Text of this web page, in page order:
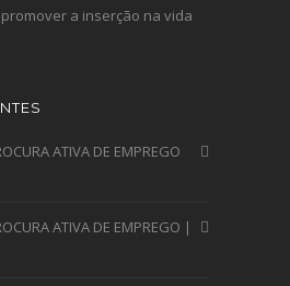
a inserção na vida
ATIVA DE EMPREGO
ATIVA DE EMPREGO |